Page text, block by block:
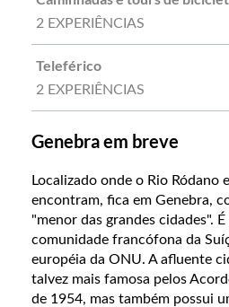
2 EXPERIÊNCIAS
Teleférico
2 EXPERIÊNCIAS
Genebra em breve
Localizado onde o Rio Ródano
encontram, fica em Genebra,
"menor das grandes cidades".
comunidade francófona da
européia da ONU. A afluente
talvez mais famosa pelos
de 1954, mas também possui